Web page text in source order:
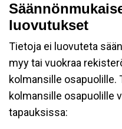
luovutukset
Tietoja ei luovuteta
myy tai vuokraa
kolmansille osapuolille.
kolmansille osapuolille
tapauksissa: